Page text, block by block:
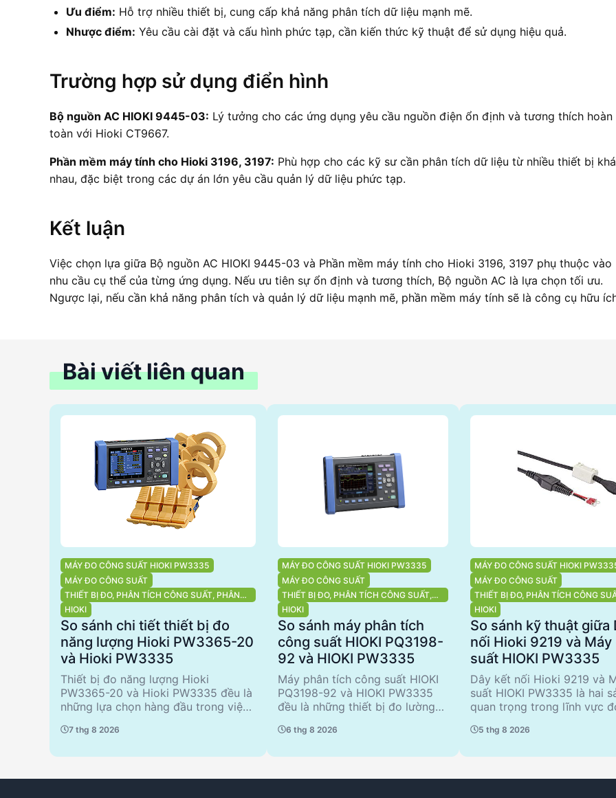
Ưu điểm: Hỗ trợ nhiều thiết bị, cung cấp khả năng phân tích dữ liệu mạnh mẽ.
Nhược điểm: Yêu cầu cài đặt và cấu hình phức tạp, cần kiến thức kỹ thuật để sử dụng hiệu quả.
Trường hợp sử dụng điển hình
Bộ nguồn AC HIOKI 9445-03: Lý tưởng cho các ứng dụng yêu cầu nguồn điện ổn định và tương thích hoàn
toàn với Hioki CT9667.
Phần mềm máy tính cho Hioki 3196, 3197: Phù hợp cho các kỹ sư cần phân tích dữ liệu từ nhiều thiết bị
nhau, đặc biệt trong các dự án lớn yêu cầu quản lý dữ liệu phức tạp.
Kết luận
Việc chọn lựa giữa Bộ nguồn AC HIOKI 9445-03 và Phần mềm máy tính cho Hioki 3196, 3197 phụ thuộc vào
nhu cầu cụ thể của từng ứng dụng. Nếu ưu tiên sự ổn định và tương thích, Bộ nguồn AC là lựa chọn tối ưu.
Ngược lại, nếu cần khả năng phân tích và quản lý dữ liệu mạnh mẽ, phần mềm máy tính sẽ là công cụ hữu
Bài viết liên quan
MÁY ĐO CÔNG SUẤT HIOKI PW3335
MÁY ĐO CÔNG SUẤT
THIẾT BỊ ĐO, PHÂN TÍCH CÔNG SUẤT, PHÂN
TÍCH CHẤT LƯỢNG ĐIỆN NĂNG
HIOKI
So sánh chi tiết thiết bị đo
năng lượng Hioki PW3365-20
và Hioki PW3335
Thiết bị đo năng lượng Hioki
PW3365-20 và Hioki PW3335 đều là
những lựa chọn hàng đầu trong việc
điện năng. PW3365-20 nổi bật với
trực tiếp, đảm bảo an toàn tối đa
7 thg 8 2026
MÁY ĐO CÔNG SUẤT HIOKI PW3335
MÁY ĐO CÔNG SUẤT
THIẾT BỊ ĐO, PHÂN TÍCH CÔNG SUẤT,
PHÂN TÍCH CHẤT LƯỢNG ĐIỆN NĂNG
HIOKI
So sánh máy phân tích
công suất HIOKI PQ3198-
92 và HIOKI PW3335
Máy phân tích công suất HIOKI
PQ3198-92 và HIOKI PW3335
đều là những thiết bị đo lường
PQ3198-92 nổi bật với khả năng
các ứng dụng công nghiệp phức
6 thg 8 2026
MÁY ĐO CÔNG SUẤT HIOKI
MÁY ĐO CÔNG SUẤT
THIẾT BỊ ĐO, PHÂN TÍCH CÔNG
CHẤT LƯỢNG ĐIỆN NĂNG
HIOKI
So sánh kỹ thuật giữa
nối Hioki 9219 và
suất HIOKI PW3335
Dây kết nối Hioki 9219 và
suất HIOKI PW3335 là hai
quan trọng trong lĩnh vực
9219, với đầu ra BNC và
thiết bị 9695-02/ -03.
5 thg 8 2026